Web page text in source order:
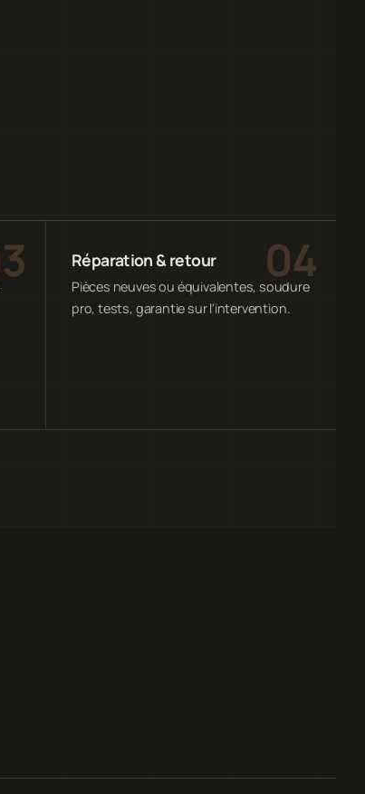
Réparation & retour
Pièces neuves ou équivalentes, soudure
pro, tests, garantie sur l'intervention.